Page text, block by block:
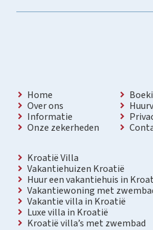
Home
Over ons
Informatie
Onze zekerheden
Kroatië Villa
Vakantiehuizen Kroatië
Huur een vakantiehuis in
Vakantiewoning met
Vakantie villa in Kroatië
Luxe villa in Kroatië
Kroatië villa’s met zwembad